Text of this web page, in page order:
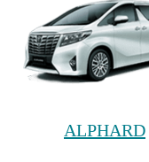
ALPHARD